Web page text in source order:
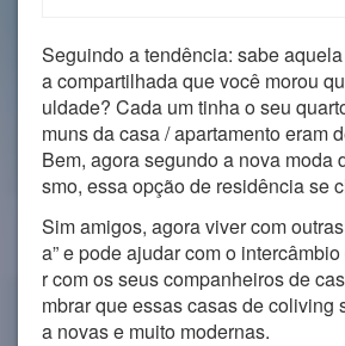
Seguindo a tendência: sabe
a compartilhada que você morou
uldade? Cada um tinha o seu
muns da casa / apartamento eram
Bem, agora segundo a nova moda
smo, essa opção de residência se
Sim amigos, agora viver com
a” e pode ajudar com o
r com os seus companheiros de
mbrar que essas casas de coliving
a novas e muito modernas.